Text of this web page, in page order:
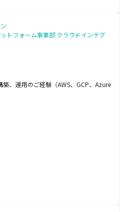
トフォーム事業部 クラウドインテグ
築、運用のご経験（AWS、GCP、Azure